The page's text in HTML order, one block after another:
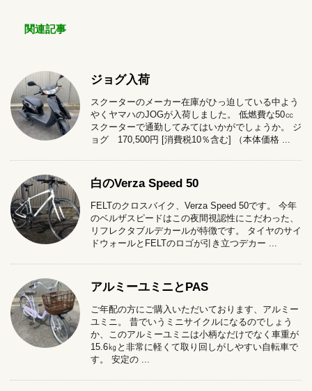
関連記事
ジョグ入荷
スクーターのメーカー在庫がひっ迫している中よう
やくヤマハのJOGが入荷しました。 低燃費な50㏄
スクーターで通勤してみてはいかがでしょうか。 ジ
ョグ 170,500円 [消費税10％含む] （本体価格 ...
白のVerza Speed 50
FELTのクロスバイク、Verza Speed 50です。 今年
のベルザスピードはこの夜間視認性にこだわった、
リフレクタブルデカールが特徴です。 タイヤのサイ
ドウォールとFELTのロゴが引き立つデカー ...
アルミーユミニとPAS
ご年配の方にご購入いただいております、アルミー
ユミニ。 昔でいうミニサイクルになるのでしょう
か、このアルミーユミニは小柄なだけでなく車重が
15.6㎏と非常に軽くて取り回しがしやすい自転車で
す。 安定の ...